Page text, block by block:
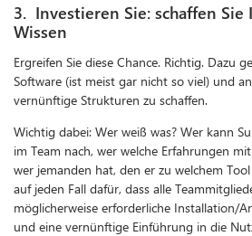
3. Investieren Sie: schaffen
Wissen
Ergreifen Sie diese Chance. Richtig. Dazu
Software (ist meist gar nicht so viel) und
vernünftige Strukturen zu schaffen.
Wichtig dabei: Wer weiß was? Wer kann
im Team nach, wer welche Erfahrungen
wer jemanden hat, den er zu welchem
auf jeden Fall dafür, dass alle
möglicherweise erforderliche Installation/
und eine vernünftige Einführung in die